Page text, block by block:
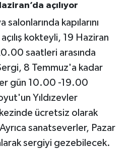
açılıyor
kapılarını
kokteyli, 19 Haziran
saatleri arasında
8 Temmuz'a kadar
gün 10.00 -19.00
Yıldızevler
ücretsiz olarak
sanatseverler, Pazar
sergiyi gezebilecek.